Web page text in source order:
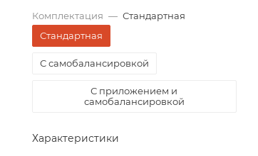
Комплектация — Стандартная
Стандартная
С самобалансировкой
С приложением и
самобалансировкой
Характеристики